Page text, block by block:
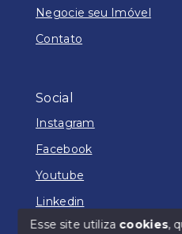
Negocie seu Imóvel
Contato
Social
Instagram
Facebook
Youtube
Linkedin
Esse site utiliza cookies,